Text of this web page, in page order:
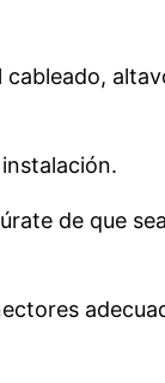
de que